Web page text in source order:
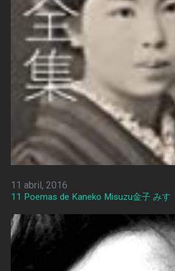
11 abril, 2016
11 Poemas de Kaneko Misuzu金子 みすゞ